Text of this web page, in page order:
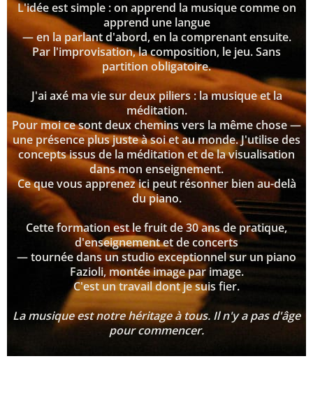
L'idée est simple : on apprend la musique comme on
apprend une langue
— en la parlant d'abord, en la comprenant ensuite.
Par l'improvisation, la composition, le jeu. Sans
partition obligatoire.
J'ai axé ma vie sur deux piliers : la musique et la
méditation.
Pour moi ce sont deux chemins vers la même chose —
une présence plus juste à soi et au monde. J'utilise des
concepts issus de la méditation et de la visualisation
dans mon enseignement.
Ce que vous apprenez ici peut résonner bien au-delà
du piano.
Cette formation est le fruit de 30 ans de pratique,
d'enseignement et de concerts
— tournée dans un studio exceptionnel sur un piano
Fazioli, montée image par image.
C'est un travail dont je suis fier.
La musique est notre héritage à tous. Il n'y a pas d'âge
pour commencer.